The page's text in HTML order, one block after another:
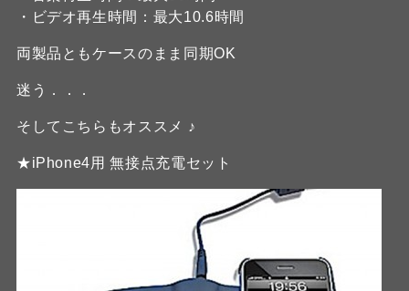
・ビデオ再生時間：最大10.6時間
両製品ともケースのまま同期OK
迷う．．．
そしてこちらもオススメ ♪
★iPhone4用 無接点充電セット